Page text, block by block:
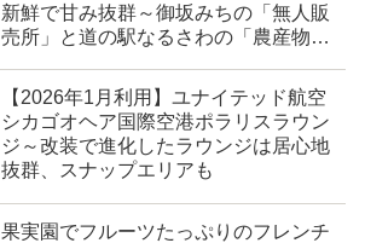
新鮮で甘み抜群～御坂みちの「無人販
売所」と道の駅なるさわの「農産物直
【2026年1月利用】ユナイテッド航空
シカゴオヘア国際空港ポラリスラウン
ジ～改装で進化したラウンジは居心地
抜群、スナップエリアも
果実園でフルーツたっぷりのフレンチ